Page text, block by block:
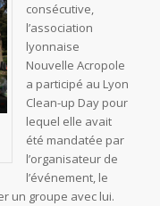
consécutive,
l’association
lyonnaise
Nouvelle Acropole
a participé au Lyon
Clean-up Day pour
lequel elle avait
été mandatée par
l’organisateur de
l’événement, le
un groupe avec lui.